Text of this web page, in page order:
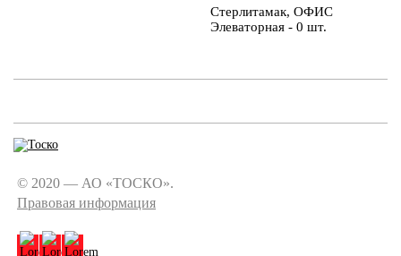
Стерлитамак, ОФИС
Элеваторная - 0 шт.
© 2020 — АО «ТОСКО».
Правовая информация